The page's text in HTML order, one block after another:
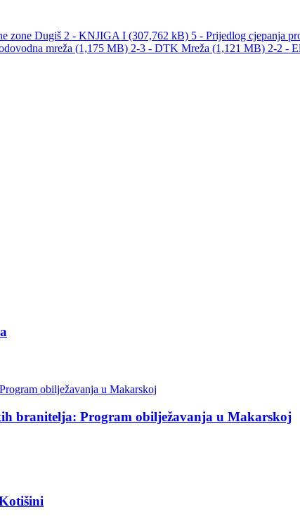
zone Dugiš 2 - KNJIGA I (307,762 kB) 5 - Prijedlog cjepanja
mreža (1,175 MB) 2-3 - DTK Mreža (1,121 MB) 2-2 -
branitelja: Program obilježavanja u Makarskoj